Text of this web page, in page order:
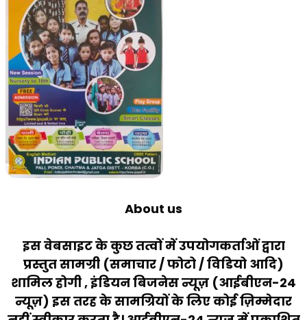
About us
इस वेबसाइट के कुछ तत्वों में उपयोगकर्ताओं द्वारा
प्रस्तुत सामग्री (समाचार / फोटो / विडियो आदि)
शामिल होगी , इंडियन बिजनेस न्यूज़ (आईबीएन-24
न्यूज़) इस तरह के सामग्रियों के लिए कोई ज़िम्मेदार